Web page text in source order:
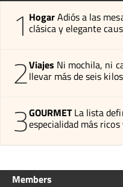
1 HogarAdiós a las
clásica y elegante
2Viajes Ni mochila, ni
llevar más de seis
3GOURMET La lista
especialidad más
Members